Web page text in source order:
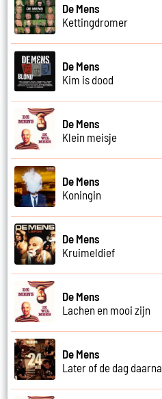
De Mens
Kettingdromer
De Mens
Kim is dood
De Mens
Klein meisje
De Mens
Koningin
De Mens
Kruimeldief
De Mens
Lachen en mooi zijn
De Mens
Later of de dag daarna